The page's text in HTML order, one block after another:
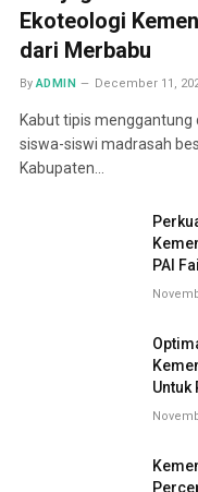
Ekoteologi
dari Merbabu
By ADMIN December 11,
Kabut tipis
siswa-siswi madrasah
Kabupaten…
PAI
Untuk